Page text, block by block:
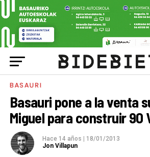
BASAURI
Basauri pone a la venta
Miguel para construir 90
Hace 14 años
18/01/2013
Jon Villapun